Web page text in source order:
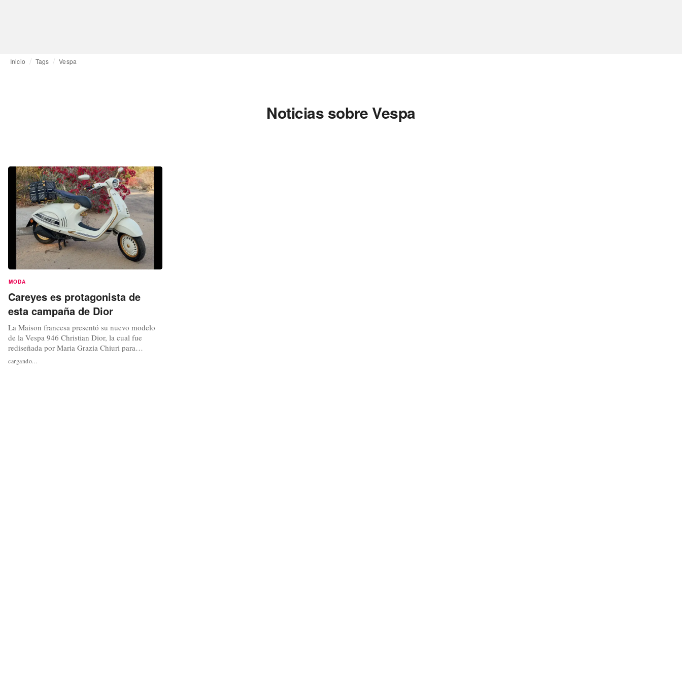
Inicio Tags Vespa
Noticias sobre Vespa
MODA
Careyes es protagonista de
esta campaña de Dior
La Maison francesa presentó su nuevo modelo
de la Vespa 946 Christian Dior, la cual fue
rediseñada por Maria Grazia Chiuri para
representar la dolce vita. Para desvelar este
nuevo modelo, la fotógrafa Pamela Hanson
cargando...